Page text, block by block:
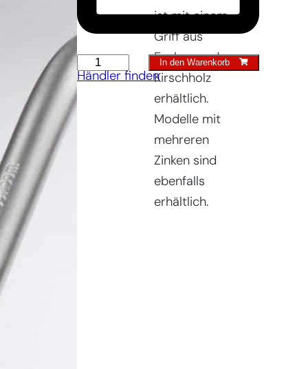
Handkultivator
quantity
In den Warenkorb
Händler finden
ist mit einem
Griff aus
Eschen- oder
Kirschholz
erhältlich.
Modelle mit
mehreren
Zinken sind
ebenfalls
erhältlich.